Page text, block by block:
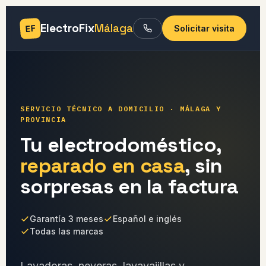
EF ElectroFixMálaga Solicitar visita
SERVICIO TÉCNICO A DOMICILIO · MÁLAGA Y
PROVINCIA
Tu electrodoméstico,
reparado en casa, sin
sorpresas en la factura
Garantía 3 meses
Español e inglés
Todas las marcas